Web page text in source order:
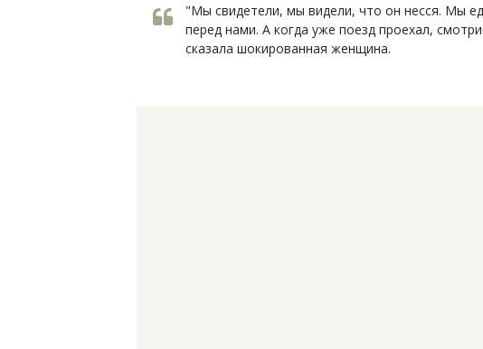
"Мы свидетели, мы видели, что он несся. Мы
перед нами. А когда уже поезд проехал,
сказала шокированная женщина.